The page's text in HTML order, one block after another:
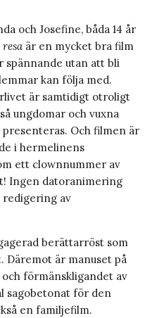
och Josefine, båda 14 år
resa är en mycket bra film
spännande utan att bli
kan följa med.
är samtidigt otroligt
ungdomar och vuxna
Och filmen är
i hermelinens
ett clownnummer av
Ingen datoranimering
redigering av
berättarröst som
är manuset på
förmänskligandet av
sagobetonat för den
en familjefilm.